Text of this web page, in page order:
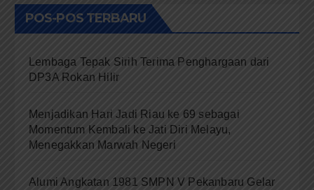
POS-POS TERBARU
Lembaga Tepak Sirih Terima Penghargaan dari
DP3A Rokan Hilir
Menjadikan Hari Jadi Riau ke 69 sebagai
Momentum Kembali ke Jati Diri Melayu,
Menegakkan Marwah Negeri
Alumi Angkatan 1981 SMPN V Pekanbaru Gelar